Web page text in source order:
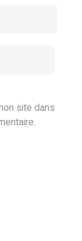
site dans